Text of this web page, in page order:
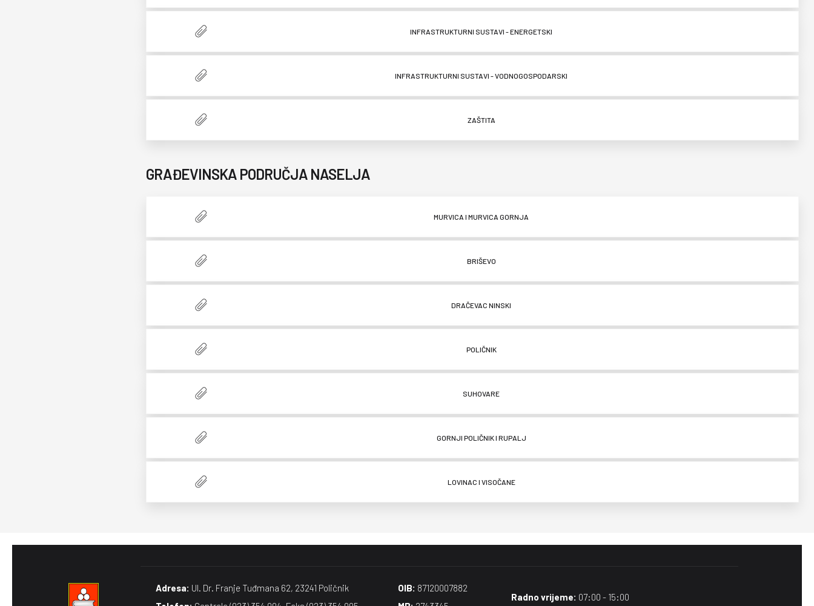
INFRASTRUKTURNI SUSTAVI - ENERGETSKI
INFRASTRUKTURNI SUSTAVI - VODNOGOSPODARSKI
ZAŠTITA
GRAĐEVINSKA PODRUČJA NASELJA
MURVICA I MURVICA GORNJA
BRIŠEVO
DRAČEVAC NINSKI
POLIČNIK
SUHOVARE
GORNJI POLIČNIK I RUPALJ
LOVINAC I VISOČANE
Adresa: Ul. Dr. Franje Tuđmana 62, 23241 Poličnik
OIB: 87120007882
Radno vrijeme: 07:00 - 15:00